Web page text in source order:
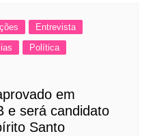
Entrevista
Política
em
e será candidato
Santo